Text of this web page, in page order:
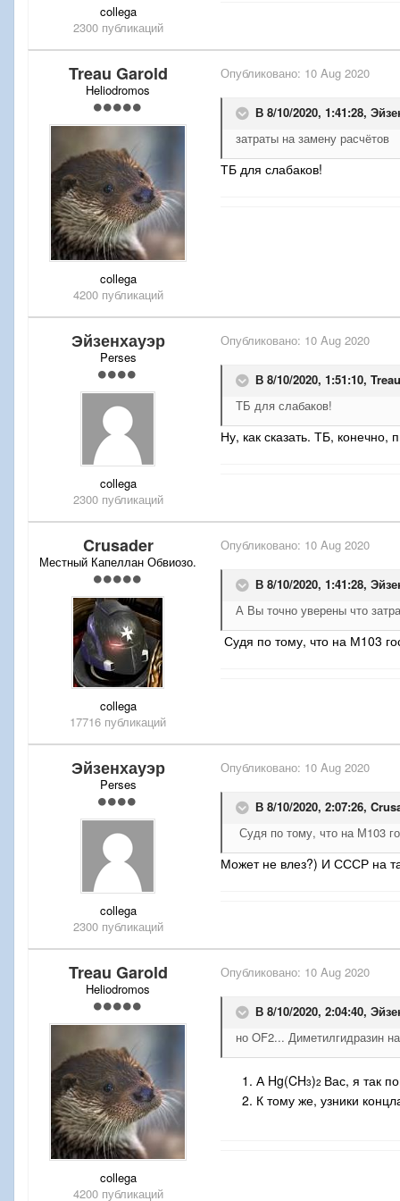
collega
2300 публикаций
Treau Garold
Heliodromos
collega
4200 публикаций
Опубликовано: 10 Aug 2020
В 8/10/2020, 1:41:28,
затраты на замену расчётов
ТБ для слабаков!
Эйзенхауэр
Perses
collega
2300 публикаций
Опубликовано: 10 Aug 2020
В 8/10/2020, 1:51:10,
ТБ для слабаков!
Ну, как сказать. ТБ, конечно,
Crusader
Местный Капеллан Обвиозо.
collega
17716 публикаций
Опубликовано: 10 Aug 2020
В 8/10/2020, 1:41:28,
А Вы точно уверены что
Судя по тому, что на М103
Эйзенхауэр
Perses
collega
2300 публикаций
Опубликовано: 10 Aug 2020
В 8/10/2020, 2:07:26,
Судя по тому, что на М103
Может не влез?) И СССР на
Treau Garold
Heliodromos
collega
4200 публикаций
Опубликовано: 10 Aug 2020
В 8/10/2020, 2:04:40,
но OF2... Диметилгидразин
А Hg(CH3)2 Вас, я так
К тому же, узники